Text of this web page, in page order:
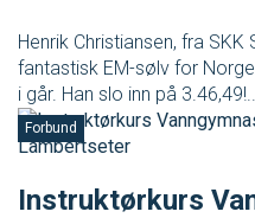
Ledige stillinger
Henrik Christiansen, fra
fantastisk EM-sølv for
i går. Han slo inn på
Forbund
Instruktørkurs